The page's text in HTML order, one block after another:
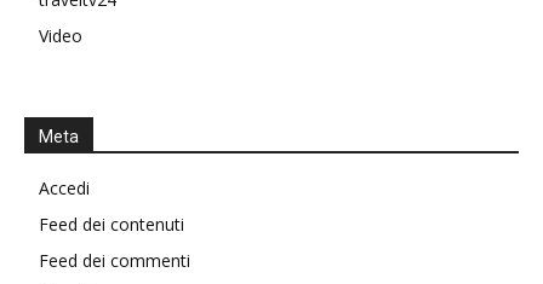
Video
Meta
Accedi
Feed dei contenuti
Feed dei commenti